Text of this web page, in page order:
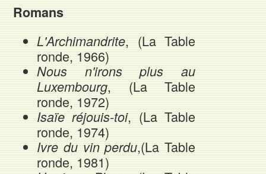
Romans
L'Archimandrite, (La Table
ronde, 1966)
Nous n'irons plus au
Luxembourg, (La Table
ronde, 1972)
Isaïe réjouis-toi, (La Table
ronde, 1974)
Ivre du vin perdu,(La Table
ronde, 1981)